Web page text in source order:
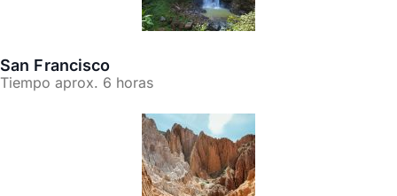
San Francisco
Tiempo aprox. 6 horas